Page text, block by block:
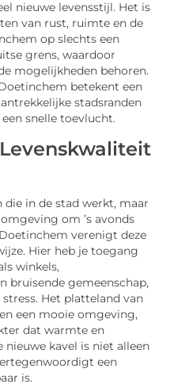
nieuwe levensstijl. Het is
van rust, ruimte en de
op slechts een
grens, waardoor
mogelijkheden behoren.
betekent een
stadsranden
snelle toevlucht.
die in de stad werkt, maar
om ’s avonds
verenigt deze
Hier heb je toegang
winkels,
bruisende gemeenschap,
Het platteland van
een mooie omgeving,
dat warmte en
kavel is niet alleen
een
is.